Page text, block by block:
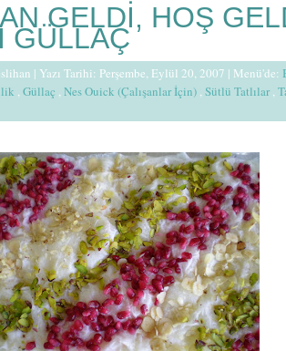
GELDİ, HOŞ
GÜLLAÇ
| Yazı Tarihi: Perşembe, Eylül 20, 2007 | Menü'de:
,Güllaç ,Nes Ouick (Çalışanlar İçin) ,Sütlü Tatlılar,